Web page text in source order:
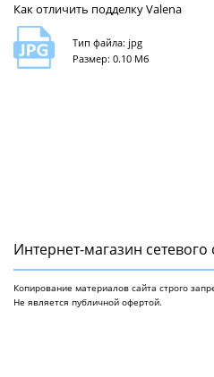
Как отличить подделку Valena
Тип файла: jpg
Размер: 0.10 Мб
Интернет-магазин
Копирование материалов сайта строго
Не является публичной офертой.